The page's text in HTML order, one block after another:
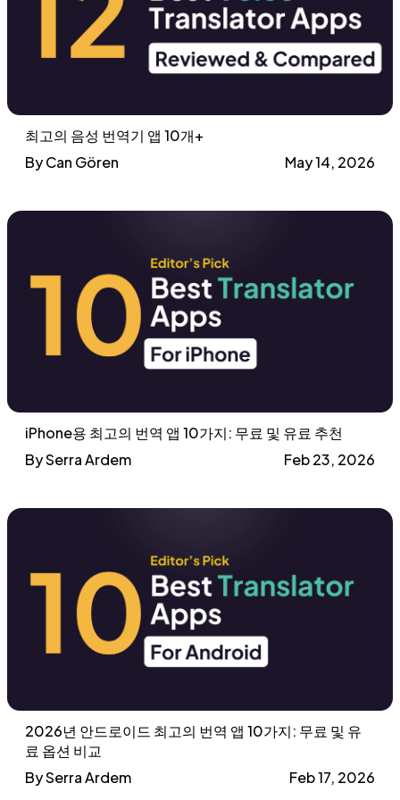
최고의 음성 번역기 앱 10개+
By Can Gören
May 14, 2026
iPhone용 최고의 번역 앱 10가지: 무료 및 유료 추천
By Serra Ardem
Feb 23, 2026
2026년 안드로이드 최고의 번역 앱 10가지: 무료 및 유
료 옵션 비교
By Serra Ardem
Feb 17, 2026